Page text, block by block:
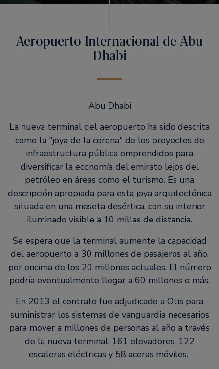
Aeropuerto Internacional de Abu
Dhabi
Abu Dhabi
La nueva terminal del aeropuerto ha sido descrita
como la "joya de la corona" de los proyectos de
infraestructura pública emprendidos para
diversificar la economía del emirato lejos del
petróleo en áreas como el turismo. Es una
descripción apropiada para esta joya arquitectónica
situada en una meseta desértica, con su interior
iluminado visible a 10 millas de distancia.
Se espera que la terminal aumente la capacidad
del aeropuerto a 30 millones de pasajeros al año,
por encima de los 20 millones actuales. El número
podría eventualmente llegar a 60 millones o más.
En 2013 el contrato fue adjudicado a Otis para
suministrar los sistemas de vanguardia necesarios
para mover a millones de personas al año a través
de la nueva terminal: 161 elevadores, 122
escaleras eléctricas y 58 aceras móviles.